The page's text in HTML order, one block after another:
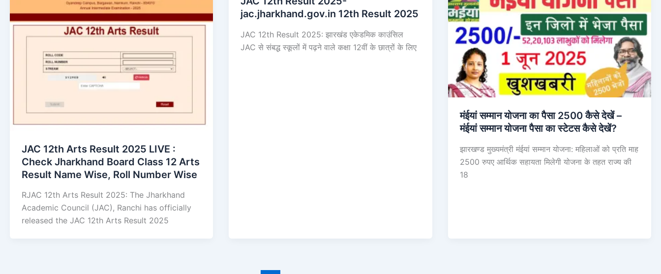
JAC 12th Arts Result 2025 LIVE :
Check Jharkhand Board Class 12 Arts
Result Name Wise, Roll Number Wise
RJAC 12th Arts Result 2025: The Jharkhand
Academic Council (JAC), Ranchi has officially
released the JAC 12th Arts Result 2025
jac.jharkhand.gov.in 12th Result 2025
JAC 12th Result 2025: झारखंड एकेडमिक काउंसिल
JAC से संबद्ध स्कूलों में पढ़ने वाले कक्षा 12वीं के छात्रों के लिए
मंईयां सम्मान योजना का पैसा 2500 कैसे देखें –
मंईयां सम्मान योजना पैसा का स्टेटस कैसे देखें?
झारखण्ड मुख्यमंत्री मंईयां सम्मान योजना: महिलाओं को प्रति माह
2500 रुपए आर्थिक सहायता मिलेगी योजना के तहत राज्य की
18